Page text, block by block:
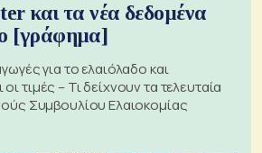
και τα νέα δεδομένα
[γράφημα]
για το ελαιόλαδο και
τιμές – Τι δείχνουν τα τελευταία
Συμβουλίου Ελαιοκομίας